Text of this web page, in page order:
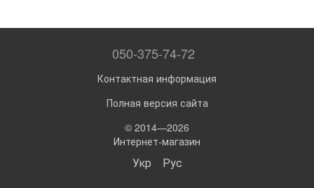
050-375-74-72
Контактная информация
Полная версия сайта
© 2014—2026
Интернет-магазин
Укр Рус